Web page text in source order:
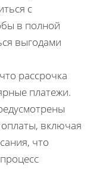
с
в полной
выгодами
рассрочка
платежи.
включая
что